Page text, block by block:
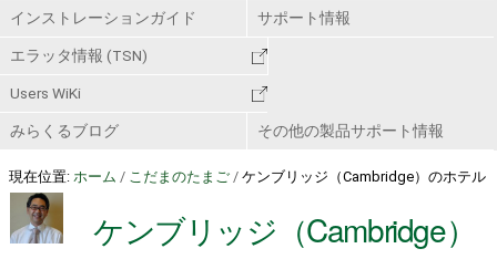
インストレーションガイド サポート情報
エラッタ情報 (TSN)
Users WiKi
みらくるブログ その他の製品サポート情報
現在位置: ホーム / こだまのたまご / ケンブリッジ（Cambridge）のホテル
ケンブリッジ（Cambridge）